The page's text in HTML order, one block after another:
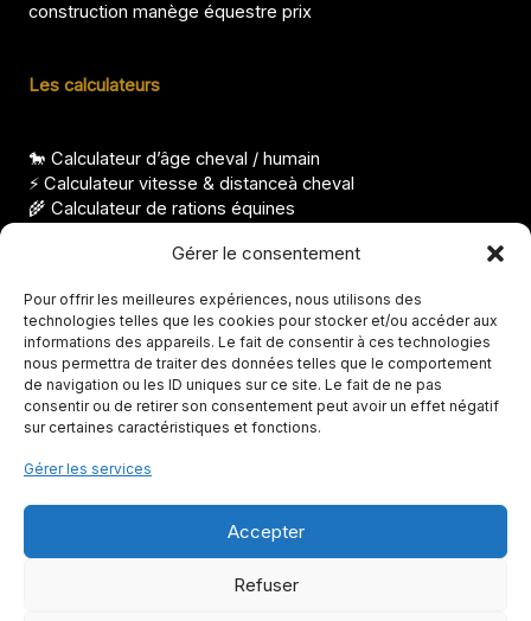
Gérer le consentement
Pour offrir les meilleures expériences, nous utilisons des
technologies telles que les cookies pour stocker et/ou accéder aux
informations des appareils. Le fait de consentir à ces technologies
nous permettra de traiter des données telles que le comportement
de navigation ou les ID uniques sur ce site. Le fait de ne pas
consentir ou de retirer son consentement peut avoir un effet négatif
sur certaines caractéristiques et fonctions.
Gérer les services
Accepter
Refuser
construction manège équestre prix
Les calculateurs
🐎 Calculateur d’âge cheval / humain
⚡ Calculateur vitesse & distanceà cheval
🌾 Calculateur de rations équines
Nom de cheval femelle, idées élégantes et originales
Races de chevaux indiens, origines et particularités
FS taille, à quoi correspond cette mesure ?
Température de la jument avant le poulinage, seuils clés
Avis Abrichevaux, que vaut cette solution ?
Copyright © 2026 Tout pour votre cheval
Mentions légales|